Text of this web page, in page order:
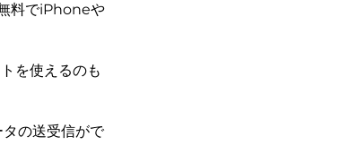
料でiPhoneや
を使えるのも
の送受信がで